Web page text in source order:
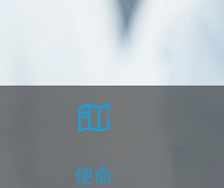
使命